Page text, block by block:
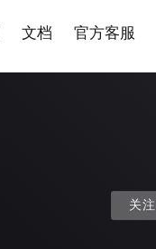
文档 官方客服
关注